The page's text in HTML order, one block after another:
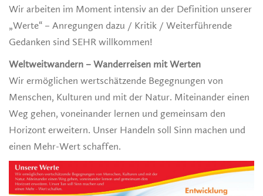
Wir arbeiten im Moment intensiv an der Definition unserer
„Werte“ – Anregungen dazu / Kritik / Weiterführende
Gedanken sind SEHR willkommen!
Weltweitwandern – Wanderreisen mit Werten
Wir ermöglichen wertschätzende Begegnungen von
Menschen, Kulturen und mit der Natur. Miteinander einen
Weg gehen, voneinander lernen und gemeinsam den
Horizont erweitern. Unser Handeln soll Sinn machen und
einen Mehr-Wert schaffen.